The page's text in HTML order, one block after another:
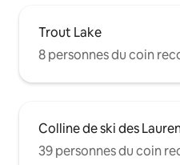
Trout Lake
8 personnes du coin
Colline de ski des
39 personnes du coin